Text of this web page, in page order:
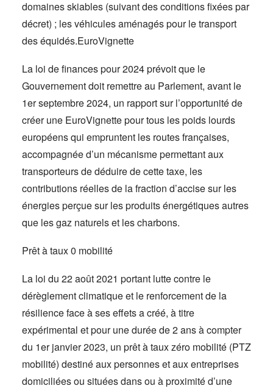
domaines skiables (suivant des conditions fixées par
décret) ; les véhicules aménagés pour le transport
des équidés.EuroVignette
La loi de finances pour 2024 prévoit que le
Gouvernement doit remettre au Parlement, avant le
1er septembre 2024, un rapport sur l’opportunité de
créer une EuroVignette pour tous les poids lourds
européens qui empruntent les routes françaises,
accompagnée d’un mécanisme permettant aux
transporteurs de déduire de cette taxe, les
contributions réelles de la fraction d’accise sur les
énergies perçue sur les produits énergétiques autres
que les gaz naturels et les charbons.
Prêt à taux 0 mobilité
La loi du 22 août 2021 portant lutte contre le
dérèglement climatique et le renforcement de la
résilience face à ses effets a créé, à titre
expérimental et pour une durée de 2 ans à compter
du 1er janvier 2023, un prêt à taux zéro mobilité (PTZ
mobilité) destiné aux personnes et aux entreprises
domiciliées ou situées dans ou à proximité d’une